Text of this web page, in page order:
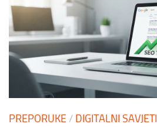
PREPORUKE / DIGITALNI SAVJETI